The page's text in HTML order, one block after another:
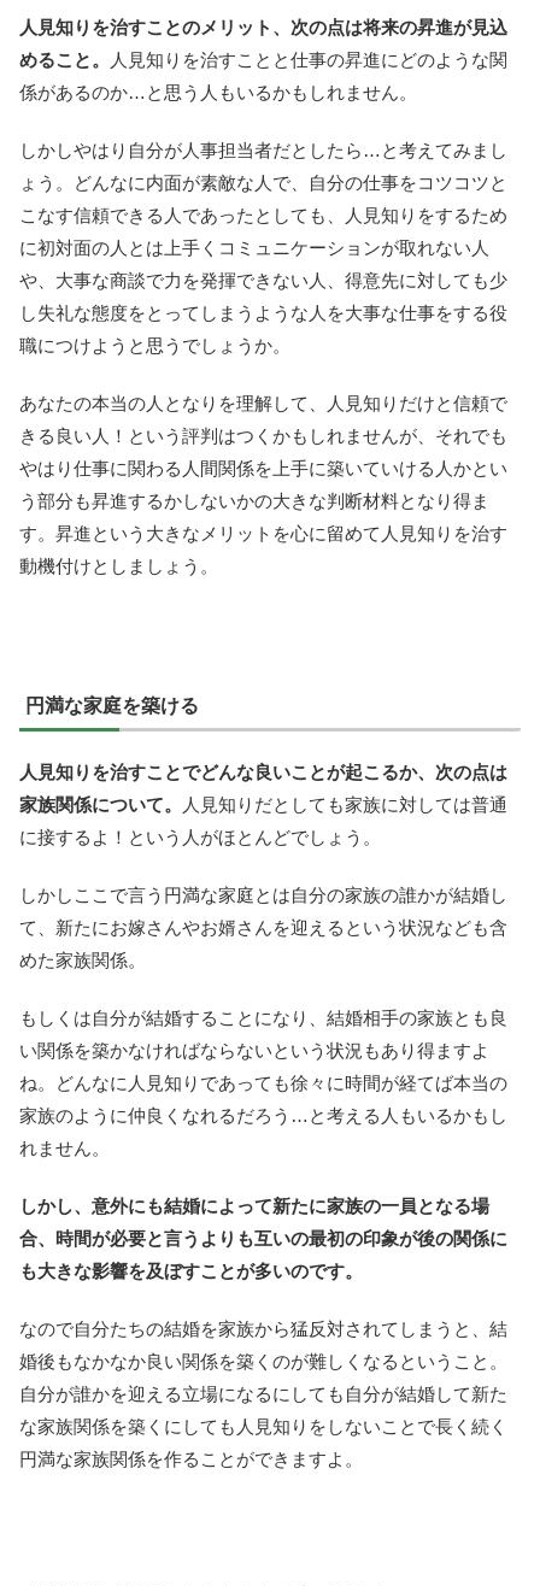
人見知りを治すことのメリット、次の点は将来の昇進が見込
めること。
人見知りを治すことと仕事の昇進にどのような関
係があるのか…と思う人もいるかもしれません。
しかしやはり自分が人事担当者だとしたら…と考えてみまし
ょう。どんなに内面が素敵な人で、自分の仕事をコツコツと
こなす信頼できる人であったとしても、人見知りをするため
に初対面の人とは上手くコミュニケーションが取れない人
や、大事な商談で力を発揮できない人、得意先に対しても少
し失礼な態度をとってしまうような人を大事な仕事をする役
職につけようと思うでしょうか。
あなたの本当の人となりを理解して、人見知りだけと信頼で
きる良い人！という評判はつくかもしれませんが、それでも
やはり仕事に関わる人間関係を上手に築いていける人かとい
う部分も昇進するかしないかの大きな判断材料となり得ま
す。昇進という大きなメリットを心に留めて人見知りを治す
動機付けとしましょう。
円満な家庭を築ける
人見知りを治すことでどんな良いことが起こるか、次の点は
家族関係について。
人見知りだとしても家族に対しては普通
に接するよ！という人がほとんどでしょう。
しかしここで言う円満な家庭とは自分の家族の誰かが結婚し
て、新たにお嫁さんやお婿さんを迎えるという状況なども含
めた家族関係。
もしくは自分が結婚することになり、結婚相手の家族とも良
い関係を築かなければならないという状況もあり得ますよ
ね。どんなに人見知りであっても徐々に時間が経てば本当の
家族のように仲良くなれるだろう…と考える人もいるかもし
れません。
しかし、意外にも結婚によって新たに家族の一員となる場
合、時間が必要と言うよりも互いの最初の印象が後の関係に
も大きな影響を及ぼすことが多いのです。
なので自分たちの結婚を家族から猛反対されてしまうと、結
婚後もなかなか良い関係を築くのが難しくなるということ。
自分が誰かを迎える立場になるにしても自分が結婚して新た
な家族関係を築くにしても人見知りをしないことで長く続く
円満な家族関係を作ることができますよ。